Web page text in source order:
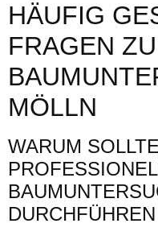
HÄUFIG
FRAGEN
MÖLLN
WARUM